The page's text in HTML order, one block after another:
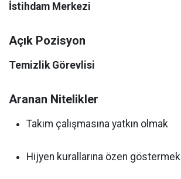
İstihdam Merkezi
Açık Pozisyon
Temizlik Görevlisi
Aranan Nitelikler
Takım çalışmasına yatkın olmak
Hijyen kurallarına özen göstermek